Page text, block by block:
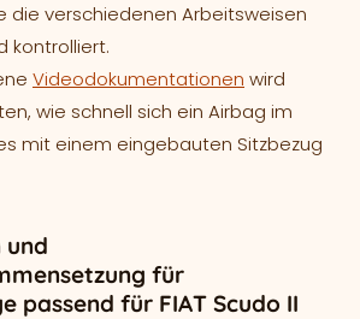
die verschiedenen Arbeitsweisen
kontrolliert.
Videodokumentationen wird
wie schnell sich ein Airbag im
mit einem eingebauten Sitzbezug
für
passend für FIAT Scudo II